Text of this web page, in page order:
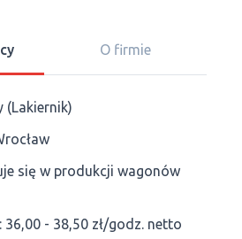
O firmie
(Lakiernik)
się w produkcji wagonów
36,00 - 38,50 zł/godz. netto